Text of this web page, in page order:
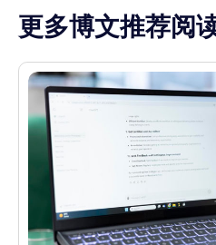
更多博文推荐阅